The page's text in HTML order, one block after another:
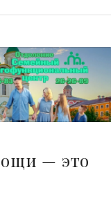
— это